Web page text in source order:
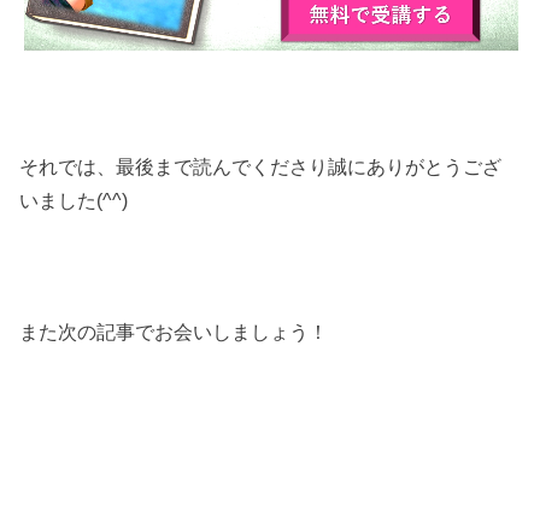
それでは、最後まで読んでくださり誠にありがとうござ
いました(^^)
また次の記事でお会いしましょう！